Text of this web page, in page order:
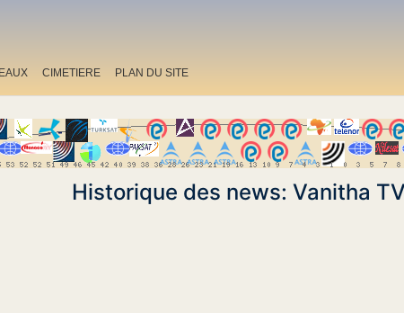
CIMETIERE PLAN DU SITE
Historique des news: Vanitha TV